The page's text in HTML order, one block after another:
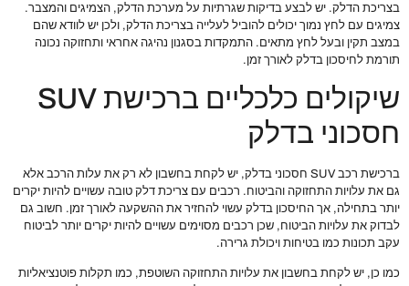
בצריכת הדלק. יש לבצע בדיקות שגרתיות על מערכת הדלק, הצמיגים והמצבר.
צמיגים עם לחץ נמוך יכולים להוביל לעלייה בצריכת הדלק, ולכן יש לוודא שהם
במצב תקין ובעל לחץ מתאים. התמקדות בסגנון נהיגה אחראי ותחזוקה נכונה
תורמת לחיסכון בדלק לאורך זמן.
שיקולים כלכליים ברכישת SUV
חסכוני בדלק
ברכישת רכב SUV חסכוני בדלק, יש לקחת בחשבון לא רק את עלות הרכב אלא
גם את עלויות התחזוקה והביטוח. רכבים עם צריכת דלק טובה עשויים להיות יקרים
יותר בתחילה, אך החיסכון בדלק עשוי להחזיר את ההשקעה לאורך זמן. חשוב גם
לבדוק את עלויות הביטוח, שכן רכבים מסוימים עשויים להיות יקרים יותר לביטוח
עקב תכונות כמו בטיחות ויכולת גרירה.
כמו כן, יש לקחת בחשבון את עלויות התחזוקה השוטפת, כמו תקלות פוטנציאליות